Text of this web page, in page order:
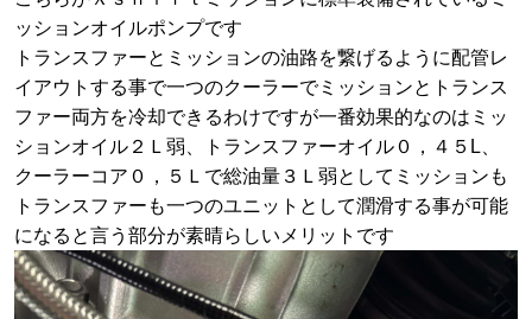
ッションオイルポンプです
トランスファーとミッションの油路を繋げるように配管レ
イアウトする事で一つのクーラーでミッションとトランス
ファー両方を冷却できるわけですが一番効果的なのはミッ
ションオイル２Ｌ弱、トランスファーオイル０，４５L、
クーラーコア０，５Ｌで総油量３Ｌ弱としてミッションも
トランスファーも一つのユニットとして潤滑する事が可能
になると言う部分が素晴らしいメリットです